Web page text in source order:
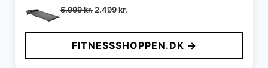
5.999kr. Den
pris
var:
5.999 kr..
2.499kr.
pris
er:
2.499 kr..
FITNESSSHOPPEN.DK →